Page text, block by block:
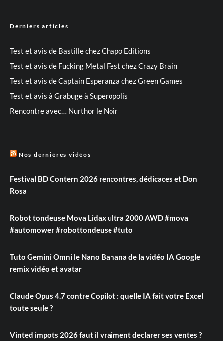
Derniers articles
Test et avis de Bastille chez Chapo Editions
Test et avis de Fucking Metal Fest chez Crazy Brain
Test et avis de Captain Esperanza chez Green Games
Test et avis à Grabuge à Superopolis
Rencontre avec… Nurthor le Noir
Nos dernières vidéos
Festival BD Contern 2026 rencontres, dédicaces et Don
Rosa
Robot tondeuse Mova Lidax ultra 2000 AWD #mova
#automower #robottondeuse #tuto
Tuto Gemini Omni le Nano Banana de la vidéo IA Google
remix vidéo et avatar
Claude Opus 4.7 contre Copilot : quelle IA fait votre Excel
toute seule ?
Vinted impots 2026 faut il vraiment declarer ses ventes ?